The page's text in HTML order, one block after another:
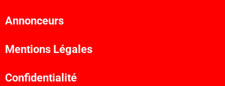
Annonceurs
Mentions Légales
Confidentialité